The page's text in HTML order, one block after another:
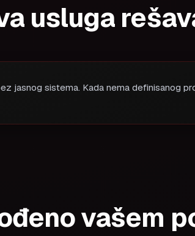
usluga
jasnog sistema. Kada nema definisanog
vašem